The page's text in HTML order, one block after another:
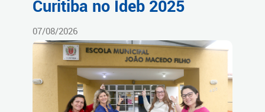
Curitiba no Ideb 2025
07/08/2026